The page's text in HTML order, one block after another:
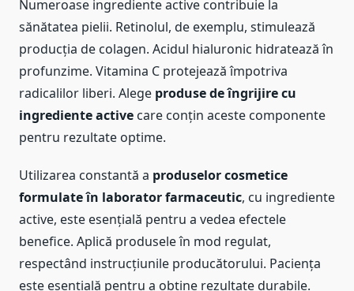
Numeroase ingrediente active contribuie la
sănătatea pielii. Retinolul, de exemplu, stimulează
producția de colagen. Acidul hialuronic hidratează în
profunzime. Vitamina C protejează împotriva
radicalilor liberi. Alege produse de îngrijire cu
ingrediente active care conțin aceste componente
pentru rezultate optime.
Utilizarea constantă a produselor cosmetice
formulate în laborator farmaceutic, cu ingrediente
active, este esențială pentru a vedea efectele
benefice. Aplică produsele în mod regulat,
respectând instrucțiunile producătorului. Paciența
este esențială pentru a obține rezultate durabile.